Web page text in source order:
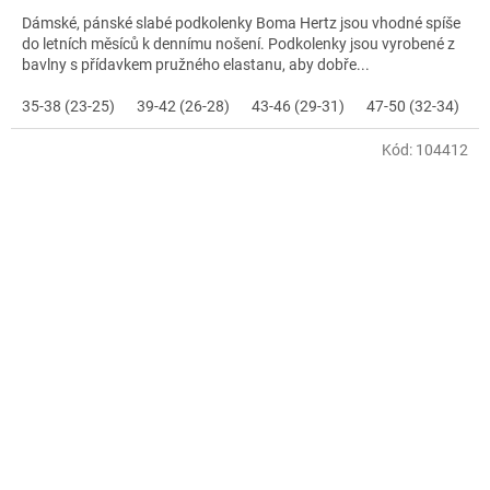
Dámské, pánské slabé podkolenky Boma Hertz jsou vhodné spíše
do letních měsíců k dennímu nošení. Podkolenky jsou vyrobené z
bavlny s přídavkem pružného elastanu, aby dobře...
35-38 (23-25) 39-42 (26-28) 43-46 (29-31) 47-50 (32-34)
Kód: 104412